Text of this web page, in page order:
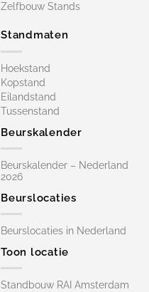
Zelfbouw Stands
Standmaten
Hoekstand
Kopstand
Eilandstand
Tussenstand
Beurskalender
Beurskalender – Nederland
2026
Beurslocaties
Beurslocaties in Nederland
Toon locatie
Standbouw RAI Amsterdam